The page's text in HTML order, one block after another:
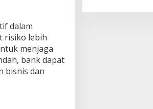
dalam
risiko lebih
menjaga
bank dapat
bisnis dan